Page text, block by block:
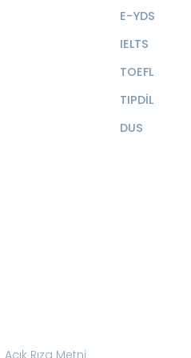
E-YDS
IELTS
TOEFL
TIPDİL
DUS
Açık Rıza Metni